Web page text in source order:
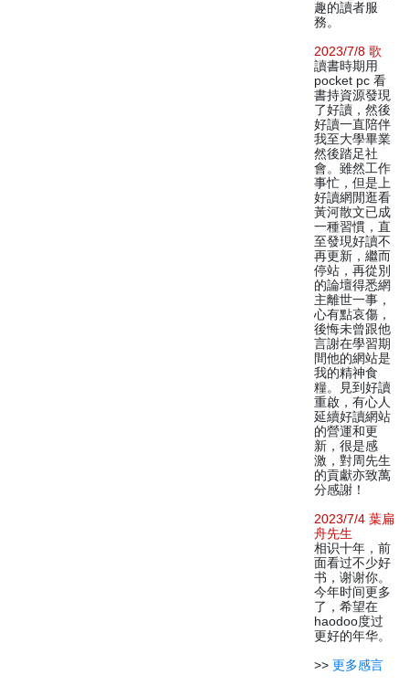
趣的讀者服
務。
2023/7/8 歌
讀書時期用
pocket pc 看
書持資源發現
了好讀，然後
好讀一直陪伴
我至大學畢業
然後踏足社
會。雖然工作
事忙，但是上
好讀網閒逛看
黃河散文已成
一種習慣，直
至發現好讀不
再更新，繼而
停站，再從別
的論壇得悉網
主離世一事，
心有點哀傷，
後悔未曾跟他
言謝在學習期
間他的網站是
我的精神食
糧。見到好讀
重啟，有心人
延續好讀網站
的營運和更
新，很是感
激，對周先生
的貢獻亦致萬
分感謝！
2023/7/4 葉扁
舟先生
相识十年，前
面看过不少好
书，谢谢你。
今年时间更多
了，希望在
haodoo度过
更好的年华。
>> 更多感言